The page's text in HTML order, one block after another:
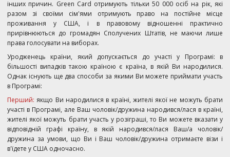
інших причин. Green Card отримують тільки 50 000 осіб на рік, які
разом зі своїми сім'ями отримують право на постійне місце
проживання у США, і в правовому відношенні практично
прирівнюються до громадян Сполучених Штатів, не маючи лише
права голосувати на виборах.
Уродженець країни, який допускається до участі у Програмі: в
більшості випадків такою країною є країна, в якій Ви народилися.
Однак існують ще два способи за якими Ви можете приймати участь
в Програмі:
Перший: якщо Ви народилися в країні, жителі якої не можуть брати
участі в Програмі, але Ваш чоловік/дружина народився/лася в країні,
жителі якої можуть брати участь у розіграші, то Ви можете вказати у
відповідній графі країну, в якій народився/лася Ваш/а чоловік/
дружина за умови, що Ви і Ваш чоловік/дружина отримаєте візи і
в'їдете у США одночасно.